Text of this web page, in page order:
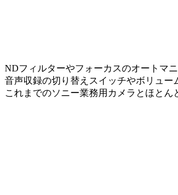
NDフィルターやフォーカスのオートマ
音声収録の切り替えスイッチやボリュー
これまでのソニー業務用カメラとほとん